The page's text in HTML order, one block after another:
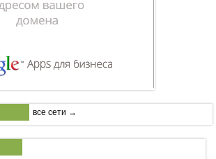
все сети →